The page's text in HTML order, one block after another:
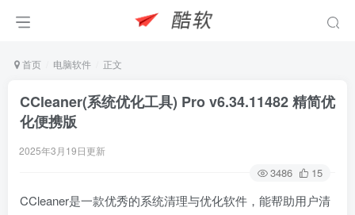
首页 电脑软件 正文
CCleaner(系统优化工具) Pro v6.34.11482 精简优
化便携版
2025年3月19日更新
3486 15
CCleaner是一款优秀的系统清理与优化软件，能帮助用户清